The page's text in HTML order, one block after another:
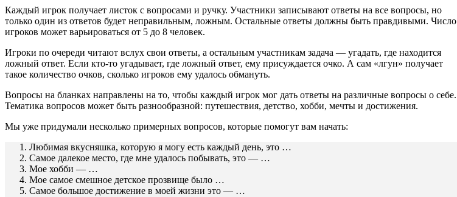
Каждый игрок получает листок с вопросами и ручку. Участники записывают ответы на все вопросы, но
только один из ответов будет неправильным, ложным. Остальные ответы должны быть правдивыми. Число
игроков может варьироваться от 5 до 8 человек.
Игроки по очереди читают вслух свои ответы, а остальным участникам задача — угадать, где находится
ложный ответ. Если кто-то угадывает, где ложный ответ, ему присуждается очко. А сам «лгун» получает
такое количество очков, сколько игроков ему удалось обмануть.
Вопросы на бланках направлены на то, чтобы каждый игрок мог дать ответы на различные вопросы о себе.
Тематика вопросов может быть разнообразной: путешествия, детство, хобби, мечты и достижения.
Мы уже придумали несколько примерных вопросов, которые помогут вам начать:
Любимая вкусняшка, которую я могу есть каждый день, это …
Самое далекое место, где мне удалось побывать, это — …
Мое хобби — …
Мое самое смешное детское прозвище было …
Самое большое достижение в моей жизни это — …